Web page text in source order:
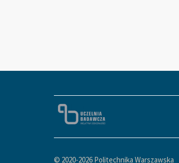
© 2020-2026 Politechnika Warszawska